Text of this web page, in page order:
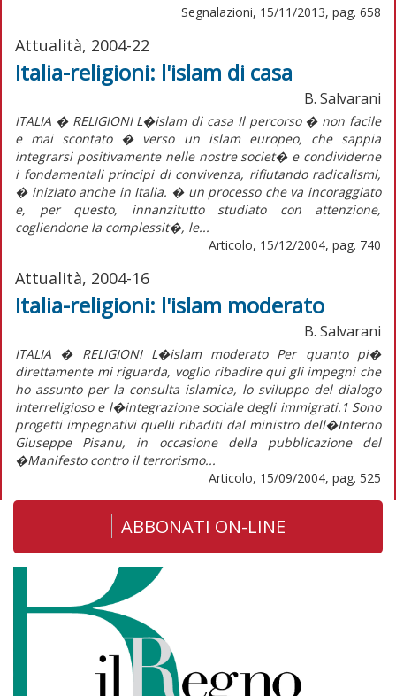
Segnalazioni, 15/11/2013, pag. 658
Attualità, 2004-22
Italia-religioni: l'islam di casa
B. Salvarani
ITALIA � RELIGIONI L�islam di casa Il percorso � non facile
e mai scontato � verso un islam europeo, che sappia
integrarsi positivamente nelle nostre societ� e condividerne
i fondamentali principi di convivenza, rifiutando radicalismi,
� iniziato anche in Italia. � un processo che va incoraggiato
e, per questo, innanzitutto studiato con attenzione,
cogliendone la complessit�, le...
Articolo, 15/12/2004, pag. 740
Attualità, 2004-16
Italia-religioni: l'islam moderato
B. Salvarani
ITALIA � RELIGIONI L�islam moderato Per quanto pi�
direttamente mi riguarda, voglio ribadire qui gli impegni che
ho assunto per la consulta islamica, lo sviluppo del dialogo
interreligioso e l�integrazione sociale degli immigrati.1 Sono
progetti impegnativi quelli ribaditi dal ministro dell�Interno
Giuseppe Pisanu, in occasione della pubblicazione del
�Manifesto contro il terrorismo...
Articolo, 15/09/2004, pag. 525
ABBONATI ON-LINE